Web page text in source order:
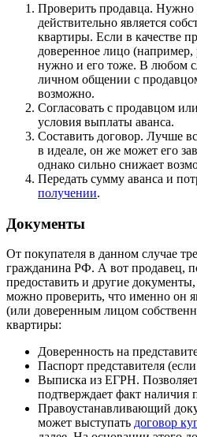
Проверить продавца. Нужно
действительно является
квартиры. Если в качестве
доверенное лицо (например,
нужно и его тоже. В любом
личном общении с
возможно.
Согласовать с продавцом
условия выплаты аванса.
Составить договор. Лучше
в идеале, он же может его
однако сильно снижает
Передать сумму аванса и
получении.
Документы
От покупателя в данном случае
гражданина РФ. А вот продавец,
предоставить и другие
можно проверить, что именно он
(или доверенным лицом
квартиры:
Доверенность на
Паспорт представителя
Выписка из ЕГРН.
подтверждает факт наличия
Правоустанавливающий
может выступать договор